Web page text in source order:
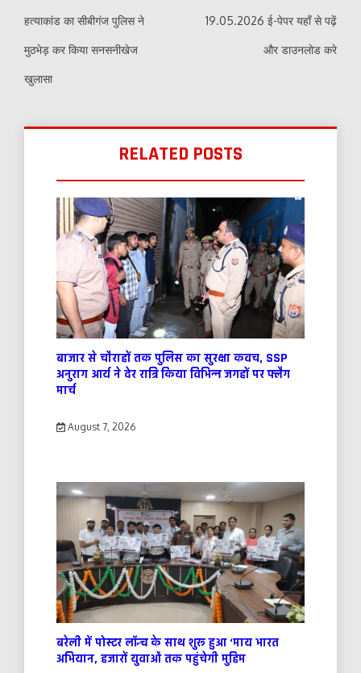
हत्याकांड का सीबीगंज पुलिस ने
मुठभेड़ कर किया सनसनीखेज
खुलासा
19.05.2026 ई-पेपर यहाँ से पढ़ें
और डाउनलोड करे
RELATED POSTS
बाजार से चौराहों तक पुलिस का सुरक्षा कवच, SSP
अनुराग आर्य ने देर रात्रि किया विभिन्न जगहों पर फ्लैग
मार्च
August 7, 2026
बरेली में पोस्टर लॉन्च के साथ शुरू हुआ ‘माय भारत
अभियान, हजारों युवाओं तक पहुंचेगी मुहिम